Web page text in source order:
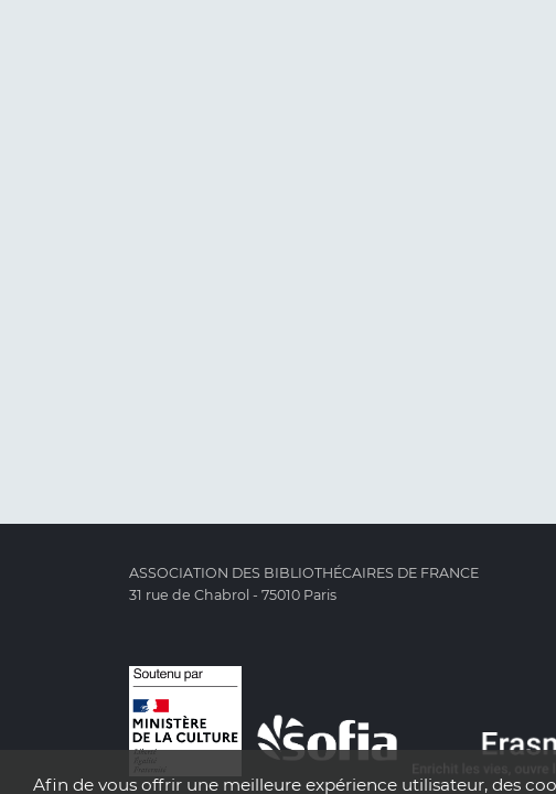
Afin de vous offrir une meilleure expérience utilisateur, des
ASSOCIATION DES BIBLIOTHÉCAIRES DE FRANCE
31 rue de Chabrol - 75010 Paris